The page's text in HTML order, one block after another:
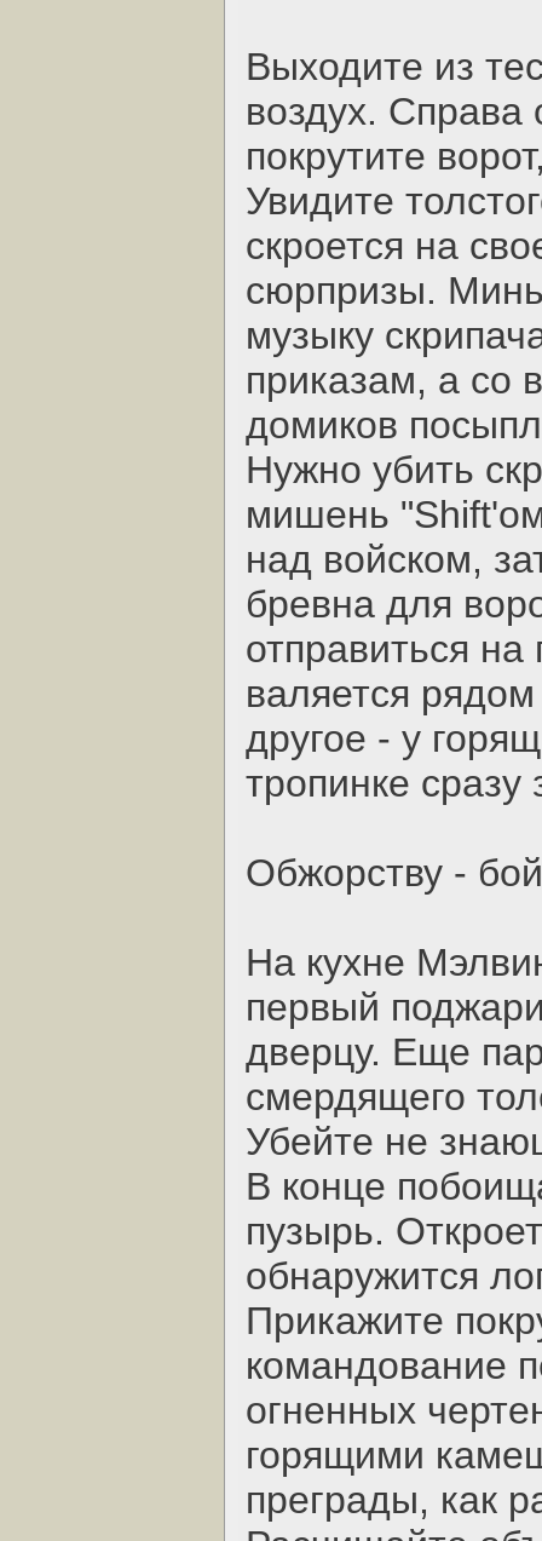
Выходите из
воздух. Справа
покрутите
Увидите
скроется на
сюрпризы.
музыку
приказам, а со
домиков
Нужно убить
мишень
над войском,
бревна для
отправиться
валяется
другое - у
тропинке
Обжорству -
На кухне
первый
дверцу. Еще
смердящего
Убейте не
В конце
пузырь.
обнаружится
Прикажите
командование
огненных
горящими
преграды, как